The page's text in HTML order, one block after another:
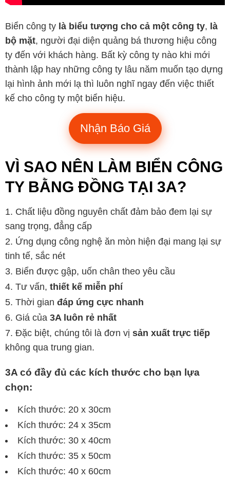
Biển công ty là biểu tượng cho cả một công ty, là
bộ mặt, người đại diện quảng bá thương hiệu công
ty đến với khách hàng. Bất kỳ công ty nào khi mới
thành lập hay những công ty lâu năm muốn tạo dựng
lại hình ảnh mới lạ thì luôn nghĩ ngay đến việc thiết
kế cho công ty một biển hiệu.
Nhận Báo Giá
VÌ SAO NÊN LÀM BIỂN CÔNG
TY BẰNG ĐỒNG TẠI 3A?
Chất liệu đồng nguyên chất đảm bảo đem lại sự
sang trọng, đẳng cấp
Ứng dụng công nghệ ăn mòn hiện đại mang lại sự
tinh tế, sắc nét
Biển được gập, uốn chân theo yêu cầu
Tư vấn, thiết kế miễn phí
Thời gian đáp ứng cực nhanh
Giá của 3A luôn rẻ nhất
Đặc biệt, chúng tôi là đơn vị sản xuất trực tiếp
không qua trung gian.
3A có đầy đủ các kích thước cho bạn lựa
chọn:
Kích thước: 20 x 30cm
Kích thước: 24 x 35cm
Kích thước: 30 x 40cm
Kích thước: 35 x 50cm
Kích thước: 40 x 60cm